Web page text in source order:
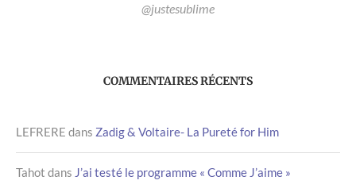
@justesublime
COMMENTAIRES RÉCENTS
LEFRERE dans Zadig & Voltaire- La Pureté for Him
Tahot dans J’ai testé le programme « Comme J’aime »